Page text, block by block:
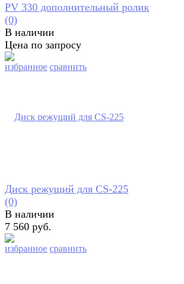
избранное сравнить
PV 330 дополнительный ролик
(0)
В наличии
Цена по запросу
избранное сравнить
Диск режущий для CS-225
(0)
В наличии
7 560 руб.